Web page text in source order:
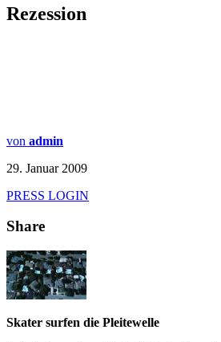
Rezession
von admin
29. Januar 2009
PRESS LOGIN
Share
Skater surfen die Pleitewelle